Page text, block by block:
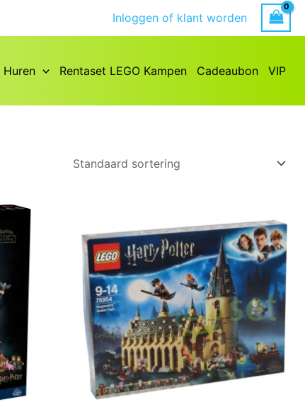
Inloggen of klant worden
Huren Rentaset LEGO Kampen Cadeaubon VIP